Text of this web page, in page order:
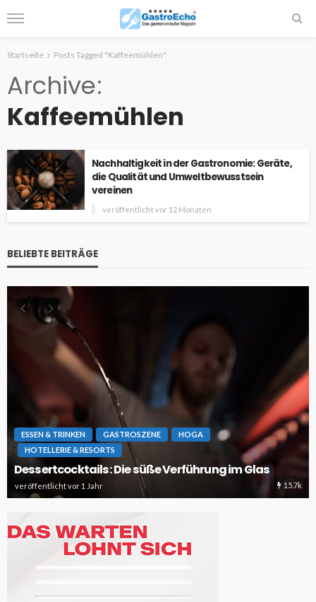
Startseite Posts Tagged "Kaffeemühlen"
Archive
Kaffeemühlen
Nachhaltigkeit in der Gastronomie: Geräte,
die Qualität und Umweltbewusstsein
vereinen
veröffentlicht vor 12 Monaten
BELIEBTE BEITRÄGE
ESSEN & TRINKEN GASTROSZENE
HOGA
HOTELLERIE & RESORTS
Dessertcocktails: Die süße Verführung im Glas
veröffentlicht vor 1 Jahr 15.7k